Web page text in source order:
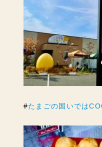
#たまごの国いでは